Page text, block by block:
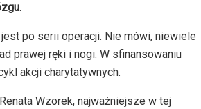
po serii operacji. Nie mówi, niewiele
prawej ręki i nogi. W sfinansowaniu
akcji charytatywnych.
Wzorek, najważniejsze w tej